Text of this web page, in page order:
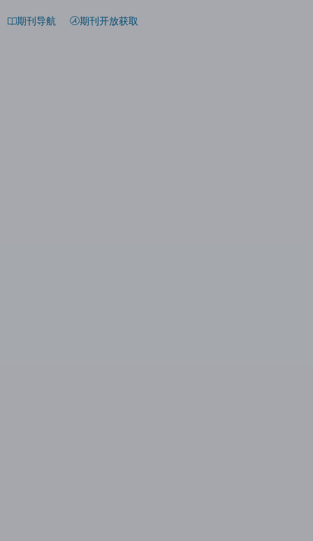
期刊导航 期刊开放获取